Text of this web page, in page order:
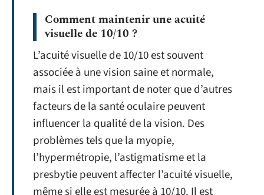
Comment maintenir une acuité
visuelle de 10/10 ?
L’acuité visuelle de 10/10 est souvent
associée à une vision saine et normale,
mais il est important de noter que d’autres
facteurs de la santé oculaire peuvent
influencer la qualité de la vision. Des
problèmes tels que la myopie,
l’hypermétropie, l’astigmatisme et la
presbytie peuvent affecter l’acuité visuelle,